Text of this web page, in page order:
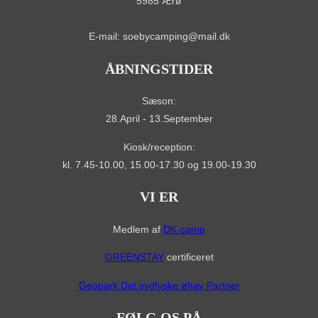
E-mail: soebycamping@mail.dk
ÅBNINGSTIDER
Sæson:
28.April - 13.September
Kiosk/reception:
kl. 7.45-10.00, 15.00-17.30 og 19.00-19.30
VI ER
Medlem af DK-camp
GREENSTAYcertificeret
Geopark Det sydfyske øhav Partner